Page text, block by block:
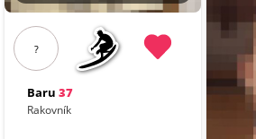
?
Baru 37
Rakovník